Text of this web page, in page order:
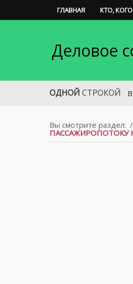
ГЛАВНАЯ КТО, КОГО
Деловое
ОДНОЙ СТРОКОЙ
В
Вы смотрите раздел: /
ПАССАЖИРОПОТОКУ